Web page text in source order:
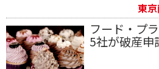
東
フード・プ
5社が破産申